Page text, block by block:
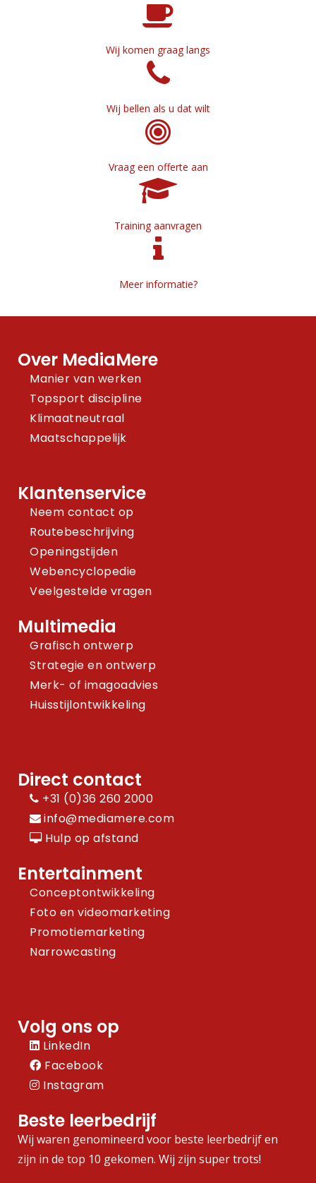
Wij komen graag langs
Wij bellen als u dat wilt
Vraag een offerte aan
Training aanvragen
Meer informatie?
Over MediaMere
Manier van werken
Topsport discipline
Klimaatneutraal
Maatschappelijk
Klantenservice
Neem contact op
Routebeschrijving
Openingstijden
Webencyclopedie
Veelgestelde vragen
Multimedia
Grafisch ontwerp
Strategie en ontwerp
Merk- of imagoadvies
Huisstijlontwikkeling
Direct contact
+31 (0)36 260 2000
info@mediamere.com
Hulp op afstand
Entertainment
Conceptontwikkeling
Foto en videomarketing
Promotiemarketing
Narrowcasting
Volg ons op
LinkedIn
Facebook
Instagram
Beste leerbedrijf
Wij waren genomineerd voor beste leerbedrijf en
zijn in de top 10 gekomen. Wij zijn super trots!